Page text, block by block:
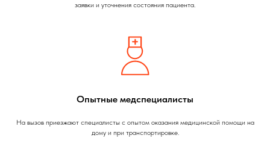
заявки и уточнения состояния пациента.
Опытные медспециалисты
На вызов приезжают специалисты с опытом оказания медицинской помощи на
дому и при транспортировке.